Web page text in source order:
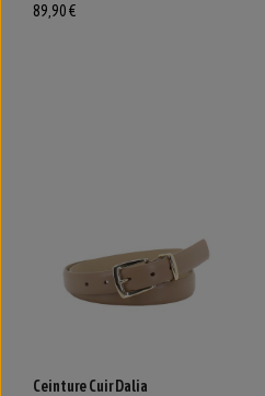
89,90 €
Ceinture Cuir Dalia